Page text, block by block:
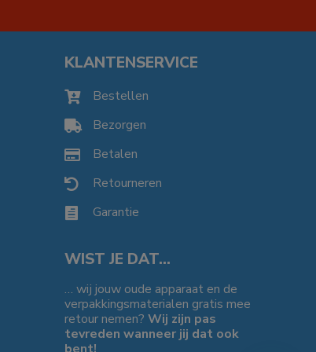
KLANTENSERVICE
 Bestellen
 Bezorgen
 Betalen
 Retourneren
 Garantie
WIST JE DAT…
… wij jouw oude apparaat en de
verpakkingsmaterialen gratis mee
retour nemen?Wij zijn pas
tevreden wanneer jij dat ook